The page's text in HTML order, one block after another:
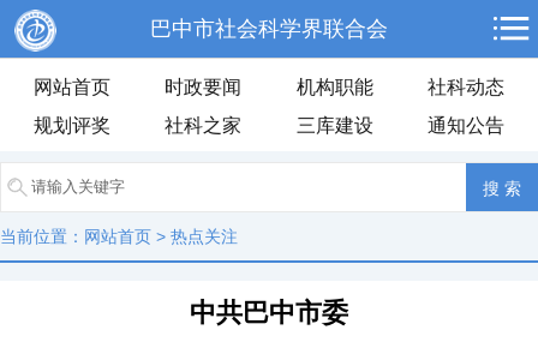
巴中市社会科学界联合会
网站首页 时政要闻 机构职能
社科动态
规划评奖
社科之家 三库建设 通知公告
当前位置： 网站首页 > 热点关注
中共巴中市委